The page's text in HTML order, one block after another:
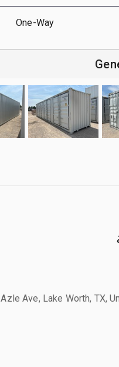
One-Way
6050 Azle Ave, Lake Worth, TX,